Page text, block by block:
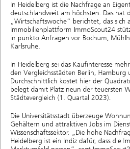
In Heidelberg ist die Nachfrage an
deutschlandweit am höchsten. Das hat
„Wirtschaftswoche“ berichtet, das
Immobilienplattform ImmoScout24
in punkto Anfragen vor Bochum,
Karlsruhe.
In Heidelberg sei das Kaufinteresse
den Vergleichsstädten Berlin, Hamburg
Durchschnittlich kostet hier der
belegt damit Platz neun der teuersten
Städtevergleich (1. Quartal 2023).
Die Universitätsstadt überzeuge
Gehältern und attraktiven Jobs im
Wissenschaftssektor. „Die hohe
Heidelberg ist ein Indiz dafür, dass die